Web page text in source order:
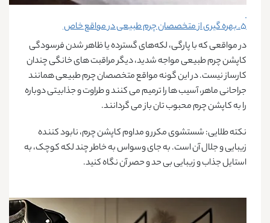
۵. بهره گیری از متخصصان چرم طبیعی در مواقع خاص
در مواقعی که با پارگی، لکه‌های گسترده یا ظاهر شدن فرسودگی
کاپشن چرم طبیعی مواجه شدید، دیگر مراقبت های خانگی چندان
کارساز نیست. در این گونه مواقع متخصصان چرم طبیعی همانند
جراحانی ماهر، آسیب ‌ها را ترمیم می ‌کنند و طراوت و جذابیتی دوباره
را به کاپشن چرم محبوب تان باز می گردانند.
نکته طلایی:شستشوی مکرر و مداوم کاپشن چرم، نابود کننده
زیبایی و جلال آن است. به جای وسواس به خاطر چند لکه کوچک، به
استایل جذاب و زیبایی بی حد و حصر آن نگاه کنید.